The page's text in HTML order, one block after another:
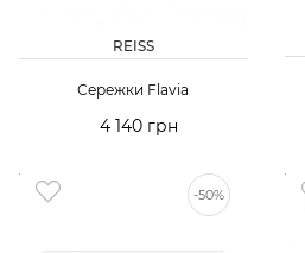
REISS
Сережки Flavia
4 140 грн
-50%